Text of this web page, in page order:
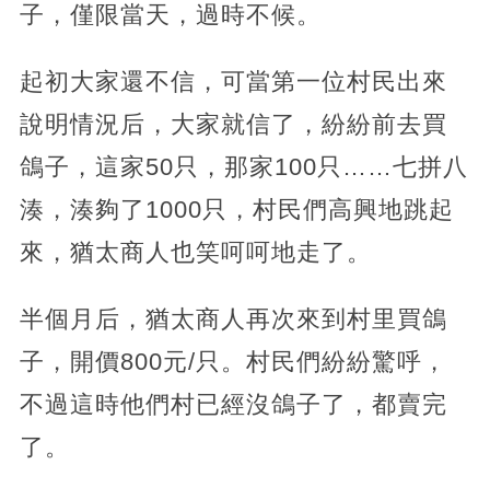
子，僅限當天，過時不候。
起初大家還不信，可當第一位村民出來
說明情況后，大家就信了，紛紛前去買
鴿子，這家50只，那家100只……七拼八
湊，湊夠了1000只，村民們高興地跳起
來，猶太商人也笑呵呵地走了。
半個月后，猶太商人再次來到村里買鴿
子，開價800元/只。村民們紛紛驚呼，
不過這時他們村已經沒鴿子了，都賣完
了。